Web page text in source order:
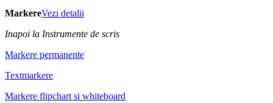
MarkereVezi detalii
Inapoi la Instrumente de scris
Markere permanente
Textmarkere
Markere flipchart si whiteboard